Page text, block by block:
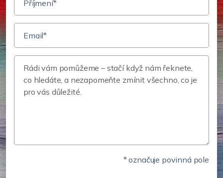
* označuje povinná pole